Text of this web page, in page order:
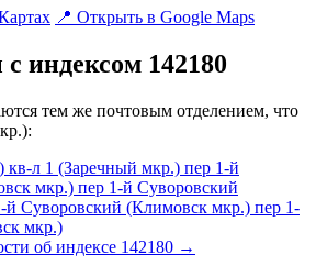
📍 Открыть в Google Maps
индексом 142180
тем же почтовым отделением, что
кв-л 1 (Заречный мкр.) пер 1-й
мкр.) пер 1-й Суворовский
й Суворовский (Климовск мкр.) пер 1-
мкр.)
об индексе 142180 →